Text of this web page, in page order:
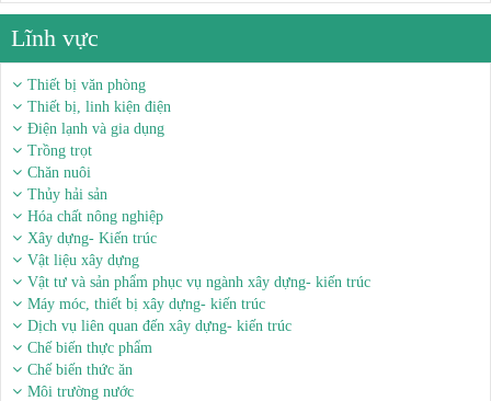
Lĩnh vực
Thiết bị văn phòng
Thiết bị, linh kiện điện
Điện lạnh và gia dụng
Trồng trọt
Chăn nuôi
Thủy hải sản
Hóa chất nông nghiệp
Xây dựng- Kiến trúc
Vật liệu xây dựng
Vật tư và sản phẩm phục vụ ngành xây dựng- kiến trúc
Máy móc, thiết bị xây dựng- kiến trúc
Dịch vụ liên quan đến xây dựng- kiến trúc
Chế biến thực phẩm
Chế biến thức ăn
Môi trường nước